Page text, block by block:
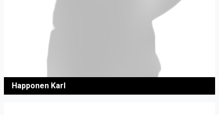
Happonen Karl